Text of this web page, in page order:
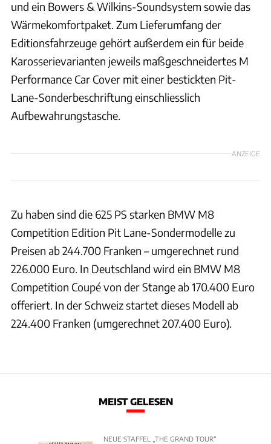
und ein Bowers & Wilkins-Soundsystem sowie das
Wärmekomfortpaket. Zum Lieferumfang der
Editionsfahrzeuge gehört außerdem ein für beide
Karosserievarianten jeweils maßgeschneidertes M
Performance Car Cover mit einer bestickten Pit-
Lane-Sonderbeschriftung einschliesslich
Aufbewahrungstasche.
ANZEIGE
Zu haben sind die 625 PS starken BMW M8
Competition Edition Pit Lane-Sondermodelle zu
Preisen ab 244.700 Franken – umgerechnet rund
226.000 Euro. In Deutschland wird ein BMW M8
Competition Coupé von der Stange ab 170.400 Euro
offeriert. In der Schweiz startet dieses Modell ab
224.400 Franken (umgerechnet 207.400 Euro).
MEIST GELESEN
NEUE STAFFEL „THE GRAND TOUR“